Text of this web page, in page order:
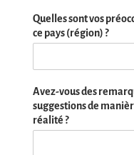
Quelles sont vos
ce pays (région) ?
Avez-vous des
suggestions de
réalité ?